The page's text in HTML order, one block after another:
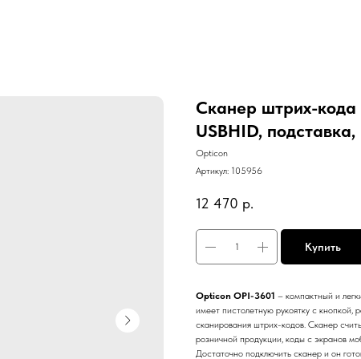
Сканер штрих-
USBHID,
Opticon
Артикул: 105956
12 470 р.
Купить
Opticon OPI-3601 – компактный и
имеет пистолетную рукоятку с
сканирования штрих-кодов. Сканер
розничной продукции, коды с экранов
Достаточно подключить сканер и он